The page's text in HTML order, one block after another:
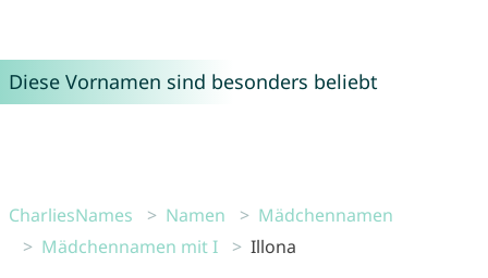
Diese Vornamen sind besonders beliebt
CharliesNames Namen
Mädchennamen
Mädchennamen mit I
Illona